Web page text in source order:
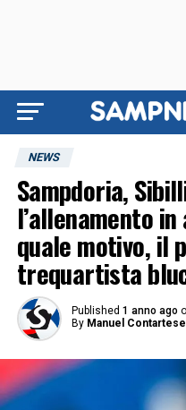
NEWS
Sampdoria,
l’allenamento
quale motivo, il
trequartista
Published 1 anno ago
By Manuel Contartese